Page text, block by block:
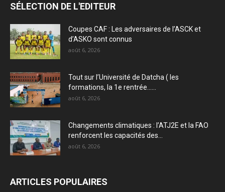
SÉLECTION DE L'EDITEUR
Coupes CAF : Les adversaires de l’ASCK et
d’ASKO sont connus
août 6, 2026
Tout sur l’Université de Datcha ( les
formations, la 1e rentrée…...
août 6, 2026
Changements climatiques : l’ATJ2E et la FAO
renforcent les capacités des...
août 6, 2026
ARTICLES POPULAIRES